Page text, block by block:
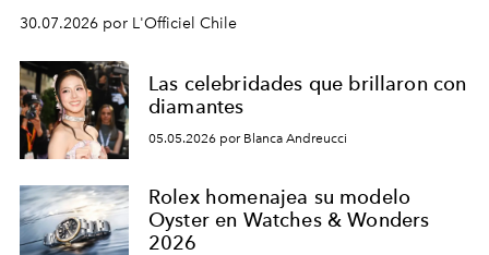
Dubray, la responsable de marketing para
Latinoamérica, sobre identidad, cultura y el valor
emocional que hoy define a la joyería contemporánea.
30.07.2026 por L'Officiel Chile
Las celebridades que brillaron con
diamantes
05.05.2026 por Blanca Andreucci
Rolex homenajea su modelo
Oyster en Watches & Wonders
2026